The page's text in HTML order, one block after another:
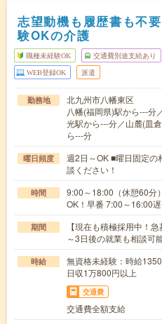
志望動機も履歴書も不
験OKの介護
職種未経験OK 交通費別途支給あり
WEB登録OK 派遣
勤務地
北九州市八幡東区
八幡(福岡県)駅から---分
光駅から---分／山麓(皿
ら---分
曜日頻度
週2日～OK ■曜日固定の
談ください！
時間
9:00～18:00（休憩60分
OK！早番 7:00～16:00
期間
【現在も積極採用中！
～3日後の就業も相談可
時給
無資格未経験：時給
日収1万800円以上
交通費
交通費全額支給